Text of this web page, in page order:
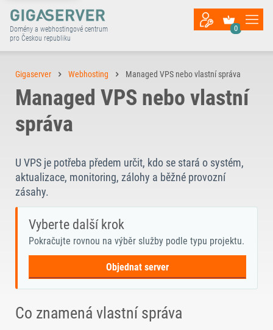
Domény a webhostingové centrum
pro Českou republiku
0
Gigaserver Webhosting Managed VPS nebo vlastní správa
Managed VPS nebo vlastní
správa
U VPS je potřeba předem určit, kdo se stará o systém,
aktualizace, monitoring, zálohy a běžné provozní
zásahy.
Vyberte další krok
Pokračujte rovnou na výběr služby podle typu projektu.
Objednat server
Co znamená vlastní správa